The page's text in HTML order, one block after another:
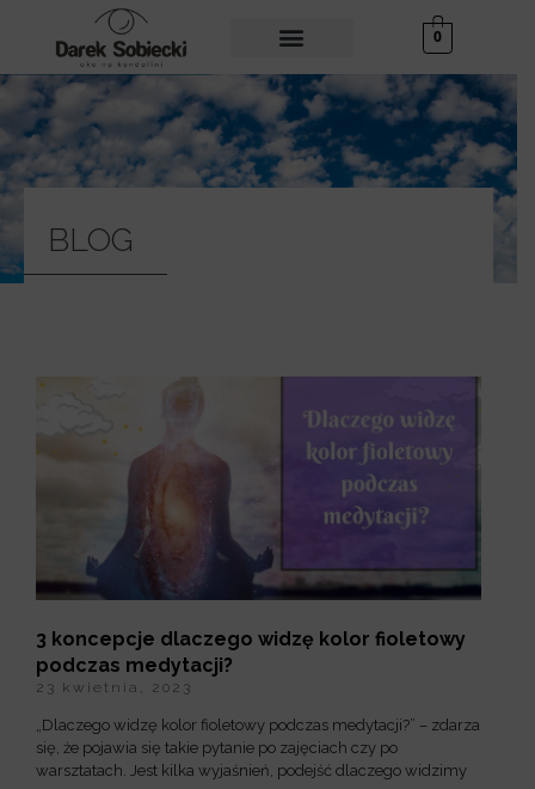
0
BLOG
3 koncepcje dlaczego widzę kolor fioletowy
podczas medytacji?
23 kwietnia, 2023
„Dlaczego widzę kolor fioletowy podczas medytacji?” – zdarza
się, że pojawia się takie pytanie po zajęciach czy po
warsztatach. Jest kilka wyjaśnień, podejść dlaczego widzimy